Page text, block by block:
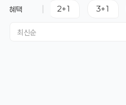
혜택1+1 2+1 3+1
최신순